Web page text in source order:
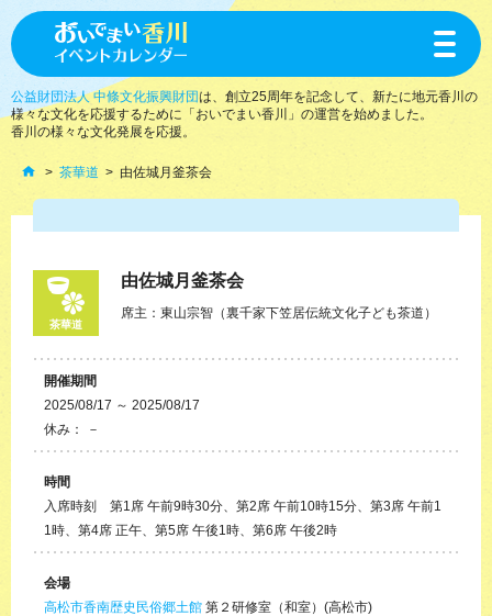
toggle
公益財団法人 中條文化振興財団は、創立25周年を記念して、新たに地元香川の
様々な文化を応援するために「おいでまい香川」の運営を始めました。
香川の様々な文化発展を応援。
茶華道 由佐城月釜茶会
茶華道
由佐城月釜茶会
席主：東山宗智（裏千家下笠居伝統文化子ども茶道）
開催期間
2025/08/17 ～ 2025/08/17
休み： －
時間
入席時刻 第1席 午前9時30分、第2席 午前10時15分、第3席 午前1
1時、第4席 正午、第5席 午後1時、第6席 午後2時
会場
高松市香南歴史民俗郷土館 第２研修室（和室）(高松市)